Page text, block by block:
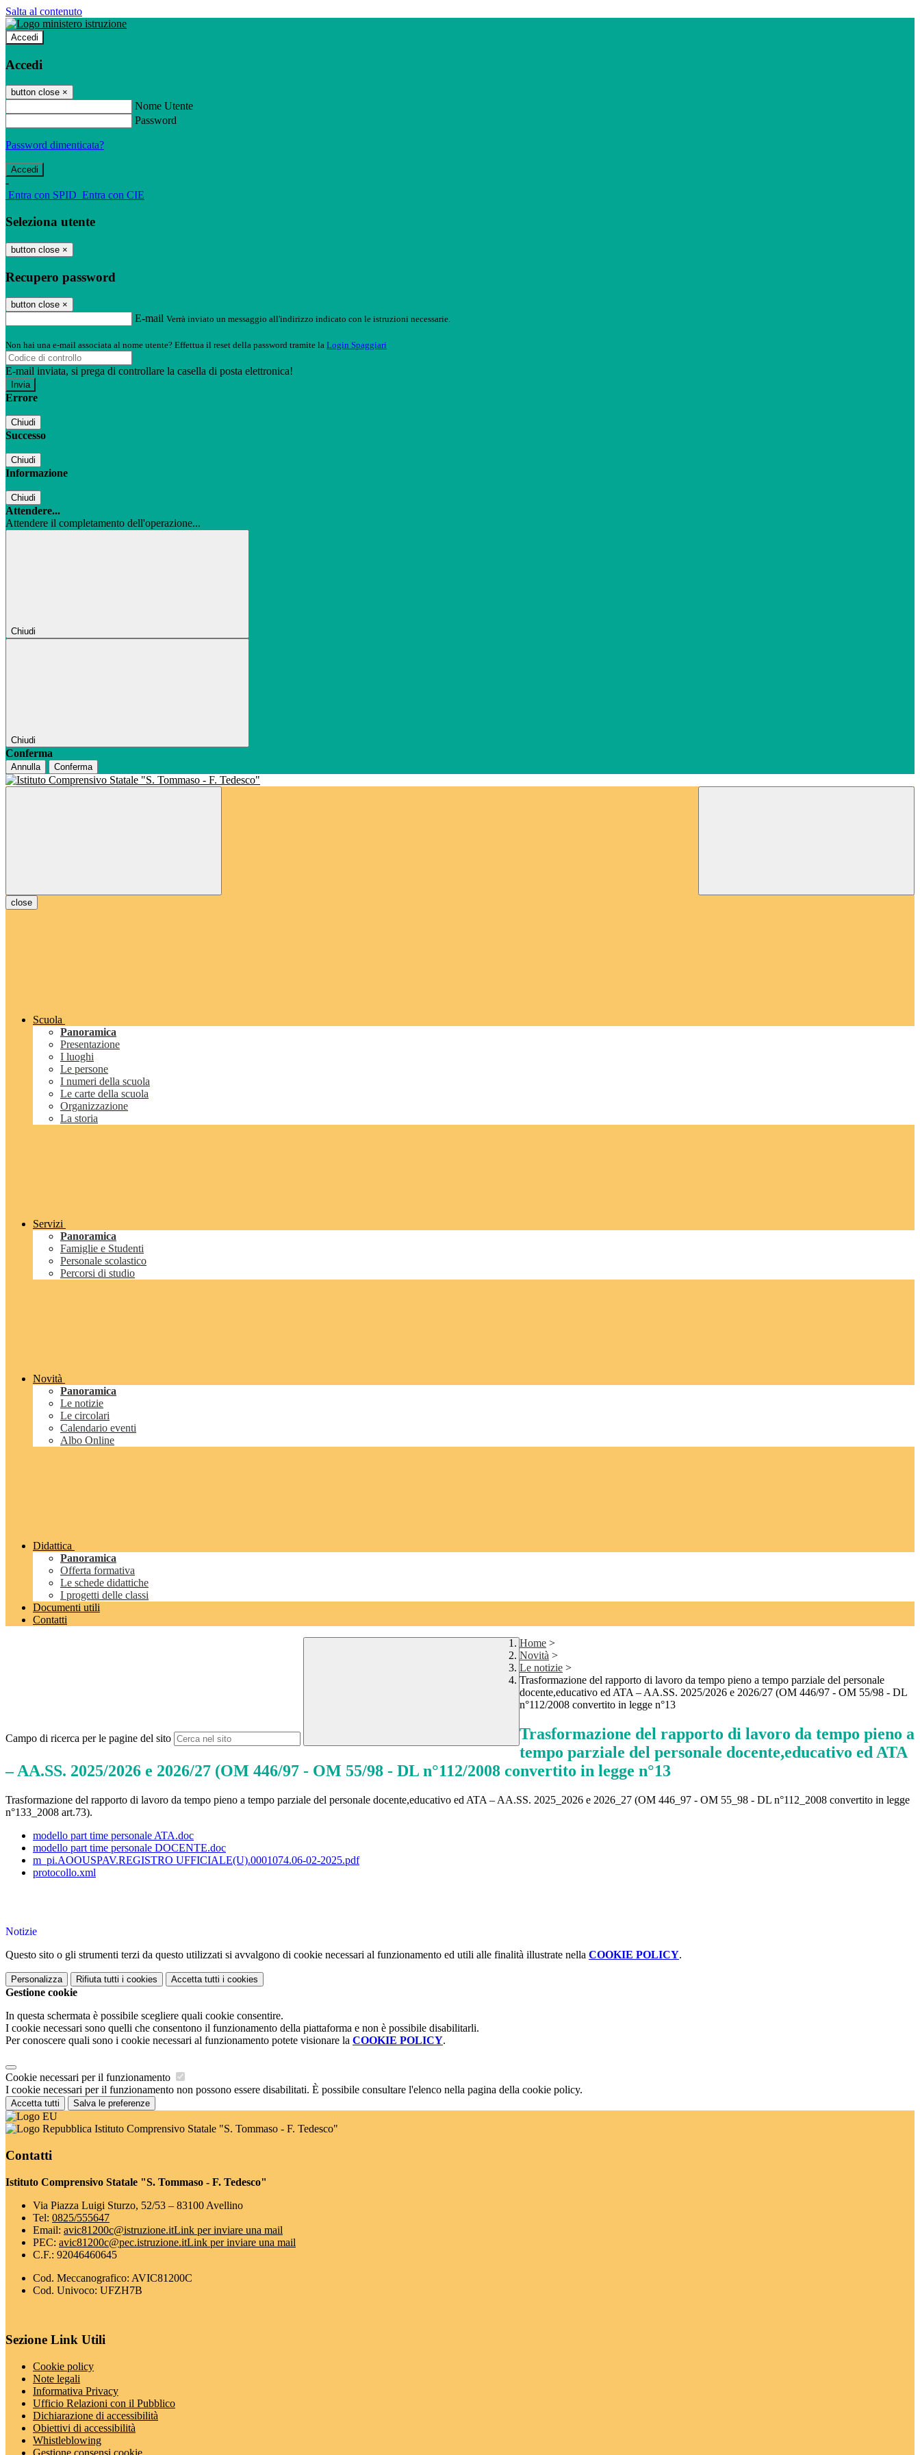
Salta al contenuto
Accedi
Accedi
button close ×
Nome Utente
Password
Password dimenticata?
-
Entra con SPID Entra con CIE
Seleziona utente
button close ×
Recupero password
button close ×
E-mail Verrà inviato un messaggio all'indirizzo indicato con le istruzioni necessarie.
Non hai una e-mail associata al nome utente? Effettua il reset della password tramite la Login Spaggiari
E-mail inviata, si prega di controllare la casella di posta elettronica!
Errore
Chiudi
Successo
Chiudi
Informazione
Chiudi
Attendere...
Attendere il completamento dell'operazione...
Chiudi
Chiudi
Conferma
Annulla Conferma
close
Scuola
Panoramica
Presentazione
I luoghi
Le persone
I numeri della scuola
Le carte della scuola
Organizzazione
La storia
Servizi
Panoramica
Famiglie e Studenti
Personale scolastico
Percorsi di studio
Novità
Panoramica
Le notizie
Le circolari
Calendario eventi
Albo Online
Didattica
Panoramica
Offerta formativa
Le schede didattiche
I progetti delle classi
Documenti utili
Contatti
Campo di ricerca per le pagine del sito
Home >
Novità >
Le notizie >
Trasformazione del rapporto di lavoro da tempo pieno a tempo parziale del personale
docente,educativo ed ATA – AA.SS. 2025/2026 e 2026/27 (OM 446/97 - OM 55/98 - DL
n°112/2008 convertito in legge n°13
Trasformazione del rapporto di lavoro da tempo pieno a
tempo parziale del personale docente,educativo ed ATA
– AA.SS. 2025/2026 e 2026/27 (OM 446/97 - OM 55/98 - DL n°112/2008 convertito in legge n°13
Trasformazione del rapporto di lavoro da tempo pieno a tempo parziale del personale docente,educativo ed ATA – AA.SS. 2025_2026 e 2026_27 (OM 446_97 - OM 55_98 - DL n°112_2008 convertito in legge
n°133_2008 art.73).
modello part time personale ATA.doc
modello part time personale DOCENTE.doc
m_pi.AOOUSPAV.REGISTRO UFFICIALE(U).0001074.06-02-2025.pdf
protocollo.xml
Notizie
Questo sito o gli strumenti terzi da questo utilizzati si avvalgono di cookie necessari al funzionamento ed utili alle finalità illustrate nella COOKIE POLICY.
Personalizza Rifiuta tutti i cookies Accetta tutti i cookies
Gestione cookie
In questa schermata è possibile scegliere quali cookie consentire.
I cookie necessari sono quelli che consentono il funzionamento della piattaforma e non è possibile disabilitarli.
Per conoscere quali sono i cookie necessari al funzionamento potete visionare la COOKIE POLICY.
Cookie necessari per il funzionamento
I cookie necessari per il funzionamento non possono essere disabilitati. È possibile consultare l'elenco nella pagina della cookie policy.
Accetta tutti Salva le preferenze
Istituto Comprensivo Statale "S. Tommaso - F. Tedesco"
Contatti
Istituto Comprensivo Statale "S. Tommaso - F. Tedesco"
Via Piazza Luigi Sturzo, 52/53 – 83100 Avellino
Tel: 0825/555647
Email: avic81200c@istruzione.itLink per inviare una mail
PEC: avic81200c@pec.istruzione.itLink per inviare una mail
C.F.: 92046460645
Cod. Meccanografico: AVIC81200C
Cod. Univoco: UFZH7B
Sezione Link Utili
Cookie policy
Note legali
Informativa Privacy
Ufficio Relazioni con il Pubblico
Dichiarazione di accessibilità
Obiettivi di accessibilità
Whistleblowing
Gestione consensi cookie